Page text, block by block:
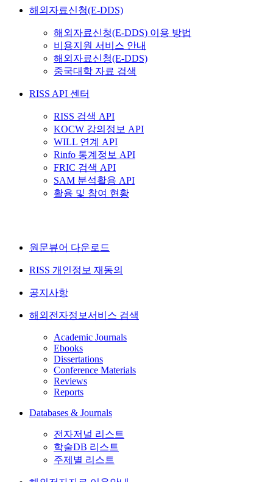
해외자료신청(E-DDS)
해외자료신청(E-DDS) 이용 방법
비용지원 서비스 안내
해외자료신청(E-DDS)
중국대학 자료 검색
RISS API 센터
RISS 검색 API
KOCW 강의정보 API
WILL 연계 API
Rinfo 통계정보 API
FRIC 검색 API
SAM 분석활용 API
활용 및 참여 현황
원문뷰어 다운로드
RISS 개인정보 재동의
공지사항
해외전자정보서비스 검색
Academic Journals
Ebooks
Dissertations
Conference Materials
Reviews
Reports
Databases & Journals
전자저널 리스트
학술DB 리스트
주제별 리스트